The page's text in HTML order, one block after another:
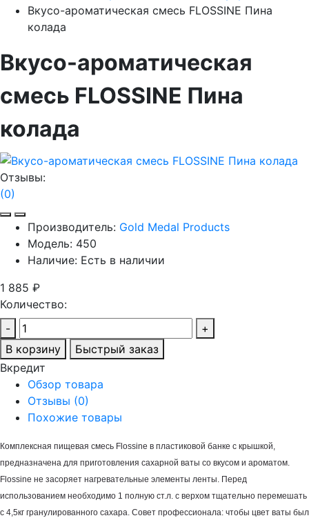
Вкусо-ароматическая смесь FLOSSINE Пина
колада
Вкусо-ароматическая
смесь FLOSSINE Пина
колада
Отзывы:
(0)
Производитель: Gold Medal Products
Модель: 450
Наличие: Есть в наличии
1 885 ₽
Количество:
-
+
В корзину
Быстрый заказ
Вкредит
Обзор товара
Отзывы (0)
Похожие товары
Комплексная пищевая смесь Flossine в пластиковой банке с крышкой,
предназначена для приготовления сахарной ваты со вкусом и ароматом.
Flossine не засоряет нагревательные элементы ленты. Перед
использованием необходимо 1 полную ст.л. с верхом тщательно перемешать
с 4,5кг гранулированного сахара. Совет профессионала: чтобы цвет ваты был